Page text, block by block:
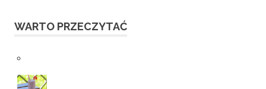
WARTO PRZECZYTAĆ